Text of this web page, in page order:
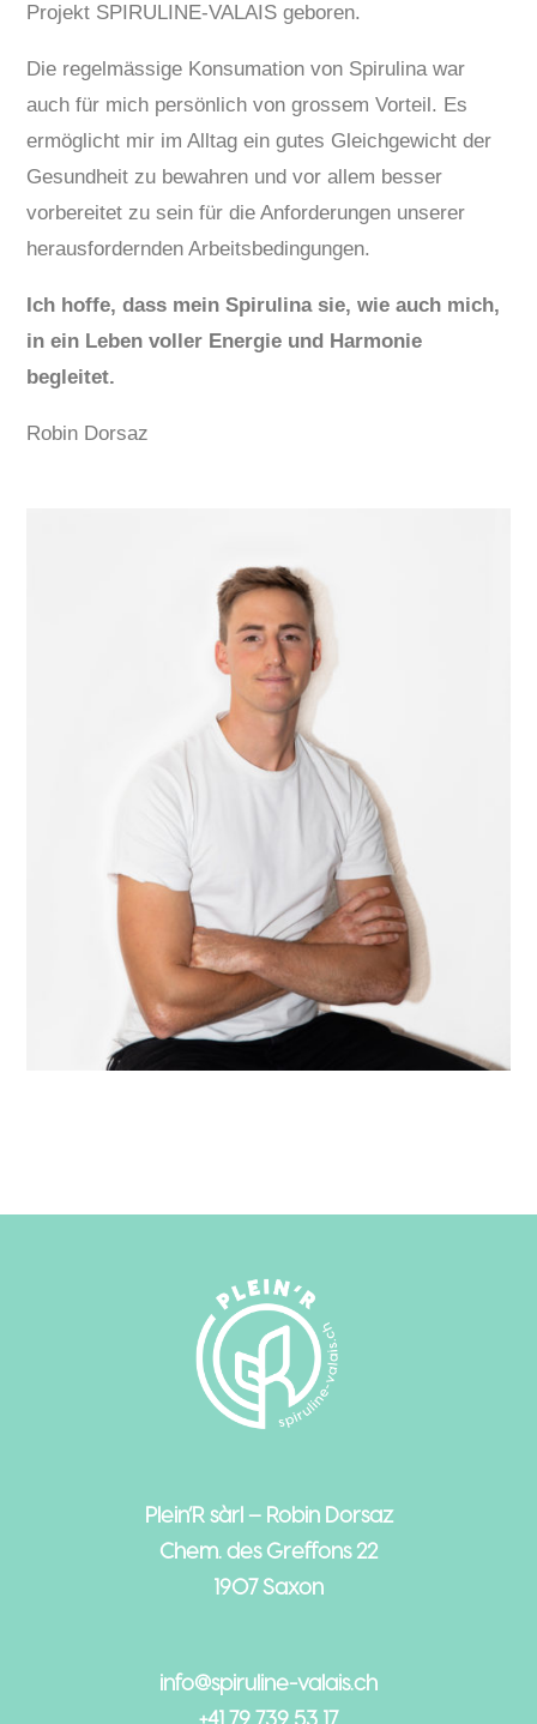
Projekt SPIRULINE-VALAIS geboren.
Die regelmässige Konsumation von Spirulina war
auch für mich persönlich von grossem Vorteil. Es
ermöglicht mir im Alltag ein gutes Gleichgewicht der
Gesundheit zu bewahren und vor allem besser
vorbereitet zu sein für die Anforderungen unserer
herausfordernden Arbeitsbedingungen.
Ich hoffe, dass mein Spirulina sie, wie auch mich,
in ein Leben voller Energie und Harmonie
begleitet.
Robin Dorsaz
Plein’R sàrl – Robin Dorsaz
Chem. des Greffons 22
1907 Saxon
info@spiruline-valais.ch
+41 79 739 53 17